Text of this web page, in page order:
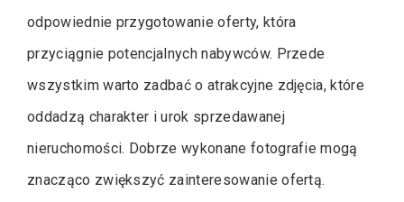
odpowiednie przygotowanie oferty, która
przyciągnie potencjalnych nabywców. Przede
wszystkim warto zadbać o atrakcyjne zdjęcia, które
oddadzą charakter i urok sprzedawanej
nieruchomości. Dobrze wykonane fotografie mogą
znacząco zwiększyć zainteresowanie ofertą.